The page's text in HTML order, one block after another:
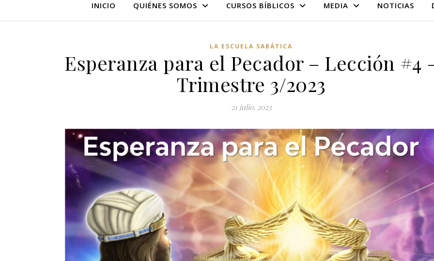
INICIO QUIÉNES SOMOS CURSOS BÍBLICOS MEDIA NOTICIAS
LA ESCUELA SABÁTICA
Esperanza para el Pecador – Lección #4
Trimestre 3/2023
21 julio, 2023